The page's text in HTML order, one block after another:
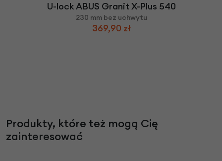
U-lock ABUS Granit X-Plus 540
230 mm bez uchwytu
369,90 zł
Produkty, które też mogą Cię
zainteresować